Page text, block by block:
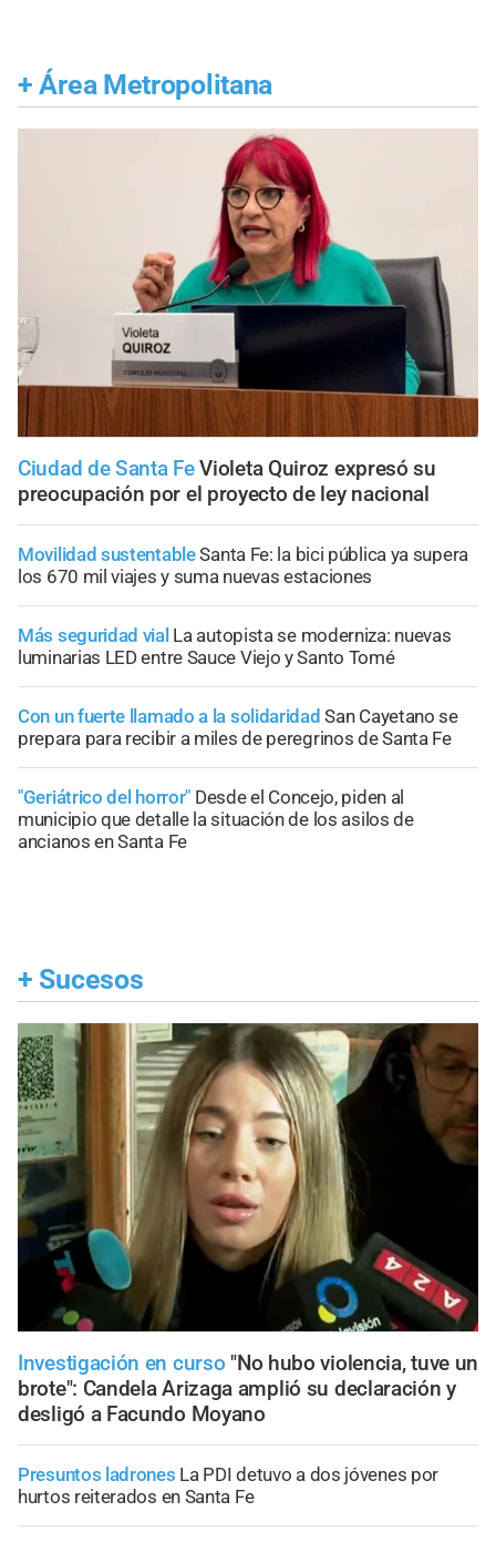
+ Área Metropolitana
Ciudad de Santa Fe Violeta Quiroz expresó su
preocupación por el proyecto de ley nacional
Movilidad sustentableSanta Fe: la bici pública ya supera
los 670 mil viajes y suma nuevas estaciones
Más seguridad vial La autopista se moderniza: nuevas
luminarias LED entre Sauce Viejo y Santo Tomé
Con un fuerte llamado a la solidaridad San Cayetano se
prepara para recibir a miles de peregrinos de Santa Fe
"Geriátrico del horror" Desde el Concejo, piden al
municipio que detalle la situación de los asilos de
ancianos en Santa Fe
+ Sucesos
Investigación en curso "No hubo violencia, tuve un
brote": Candela Arizaga amplió su declaración y
desligó a Facundo Moyano
Presuntos ladrones La PDI detuvo a dos jóvenes por
hurtos reiterados en Santa Fe